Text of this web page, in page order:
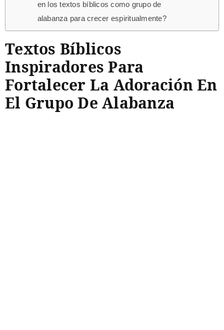
en los textos bíblicos como grupo de
alabanza para crecer espiritualmente?
Textos Bíblicos
Inspiradores Para
Fortalecer La Adoración En
El Grupo De Alabanza